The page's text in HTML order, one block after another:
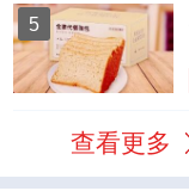
5
查看更多